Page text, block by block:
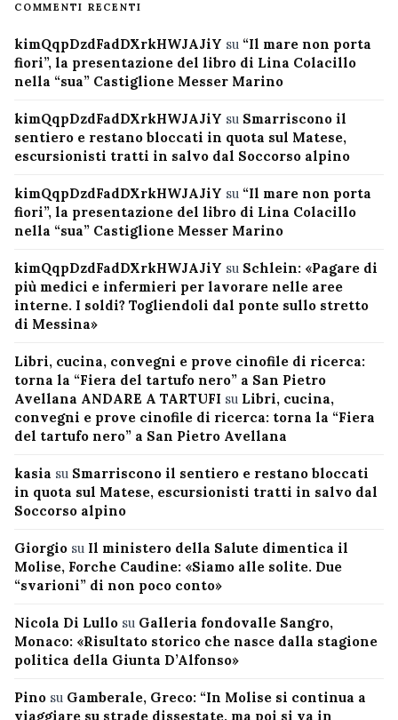
COMMENTI RECENTI
kimQqpDzdFadDXrkHWJAJiY su “Il mare non porta
fiori”, la presentazione del libro di Lina Colacillo
nella “sua” Castiglione Messer Marino
kimQqpDzdFadDXrkHWJAJiY su Smarriscono il
sentiero e restano bloccati in quota sul Matese,
escursionisti tratti in salvo dal Soccorso alpino
kimQqpDzdFadDXrkHWJAJiY su “Il mare non porta
fiori”, la presentazione del libro di Lina Colacillo
nella “sua” Castiglione Messer Marino
kimQqpDzdFadDXrkHWJAJiY su Schlein: «Pagare di
più medici e infermieri per lavorare nelle aree
interne. I soldi? Togliendoli dal ponte sullo stretto
di Messina»
Libri, cucina, convegni e prove cinofile di ricerca:
torna la “Fiera del tartufo nero” a San Pietro
Avellana ANDARE A TARTUFI su Libri, cucina,
convegni e prove cinofile di ricerca: torna la “Fiera
del tartufo nero” a San Pietro Avellana
kasia su Smarriscono il sentiero e restano bloccati
in quota sul Matese, escursionisti tratti in salvo dal
Soccorso alpino
Giorgio su Il ministero della Salute dimentica il
Molise, Forche Caudine: «Siamo alle solite. Due
“svarioni” di non poco conto»
Nicola Di Lullo su Galleria fondovalle Sangro,
Monaco: «Risultato storico che nasce dalla stagione
politica della Giunta D’Alfonso»
Pino su Gamberale, Greco: “In Molise si continua a
viaggiare su strade dissestate, ma poi si va in